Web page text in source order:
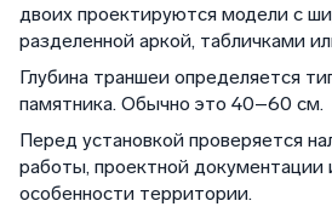
двоих проектируются модели с
разделенной аркой, табличками
Глубина траншеи определяется
памятника. Обычно это 40–60 см.
Перед установкой проверяется
работы, проектной документации
особенности территории.